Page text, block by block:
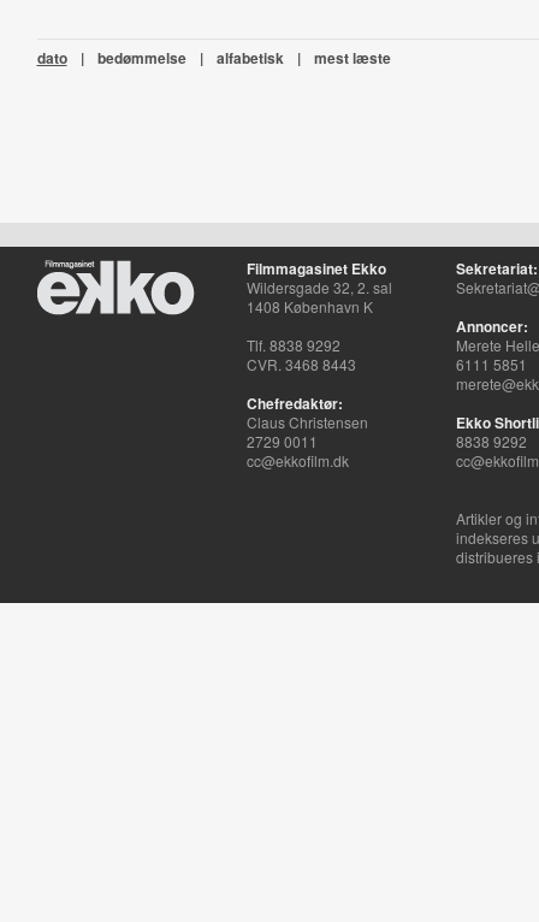
dato | bedømmelse | alfabetisk | mest læste
Filmmagasinet Ekko
Wildersgade 32, 2. sal
1408 København K
Tlf. 8838 9292
CVR. 3468 8443
Chefredaktør:
Claus Christensen
2729 0011
cc@ekkofilm.dk
Sekretariat:
Annoncer:
Merete
6111 5851
Ekko
8838 9292
Artikler og
indekseres
distribueres